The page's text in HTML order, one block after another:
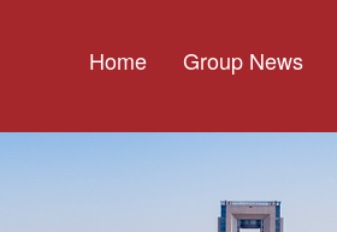
Home Group News